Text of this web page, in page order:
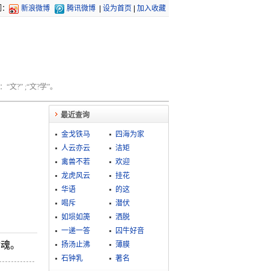
新浪微博 腾讯微博 设为首页 加入收藏
文?” ;“文?学”。
。
最近查询
金戈铁马
四海为家
人云亦云
洁矩
禽兽不若
欢迎
龙虎风云
挂花
华语
的这
喝斥
潜伏
如埙如箎
洒脱
一递一答
囚牛好音
扬汤止沸
薄膜
石钟乳
著名